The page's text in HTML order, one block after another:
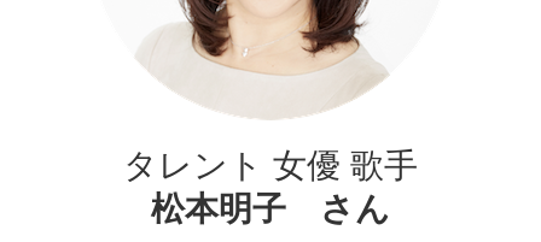
タレント 女優 歌手
松本明子 さん